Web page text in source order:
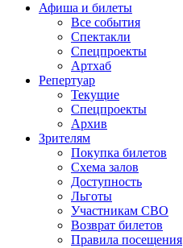
Афиша и билеты
Все события
Спектакли
Спецпроекты
Артхаб
Репертуар
Текущие
Спецпроекты
Архив
Зрителям
Покупка билетов
Схема залов
Доступность
Льготы
Участникам СВО
Возврат билетов
Правила посещения